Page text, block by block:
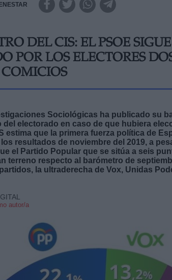
DEL CIS: EL PSOE
POR LOS ELECTORES
Sociológicas ha publicado su
electorado en caso de que hubiera
estima que la primera fuerza política de
resultados de noviembre del 2019, a
el Partido Popular que se sitúa a seis
terreno respecto al barómetro de
la ultraderecha de Vox, Unidas
autor/a